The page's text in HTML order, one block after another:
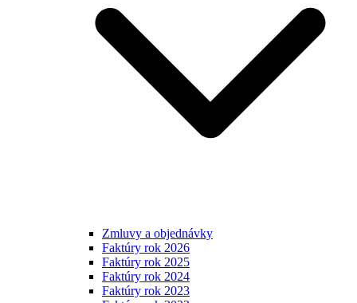
Zmluvy a objednávky
Faktúry rok 2026
Faktúry rok 2025
Faktúry rok 2024
Faktúry rok 2023